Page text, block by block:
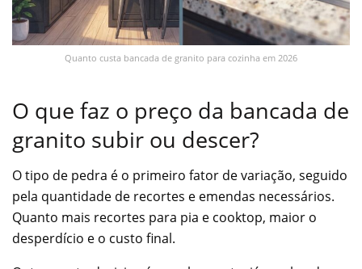
Quanto custa bancada de granito para cozinha em 2026
O que faz o preço da bancada de
granito subir ou descer?
O tipo de pedra é o primeiro fator de variação, seguido
pela quantidade de recortes e emendas necessários.
Quanto mais recortes para pia e cooktop, maior o
desperdício e o custo final.